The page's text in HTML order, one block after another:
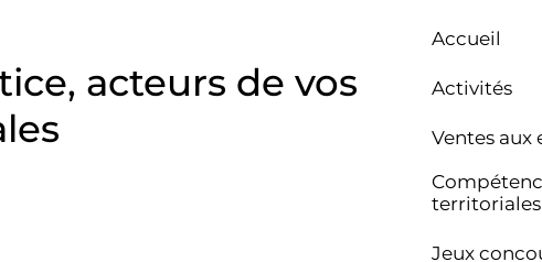
acteurs de vos
Accueil
Activités
Ventes aux
territoriales
Jeux